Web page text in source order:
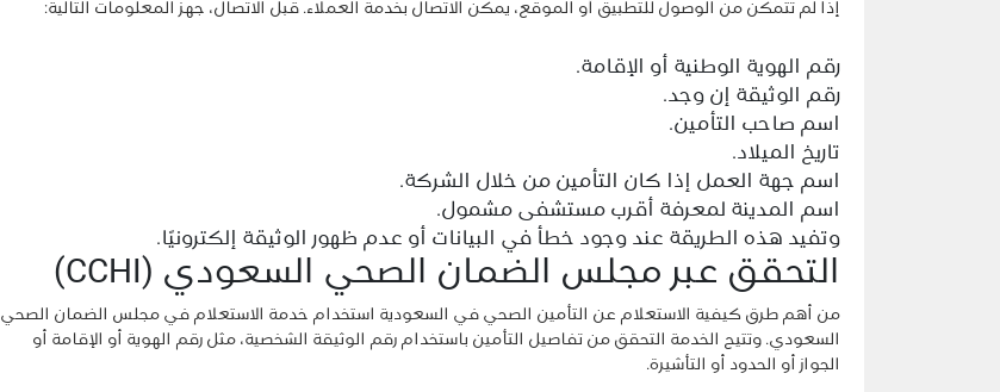
إذا لم تتمكن من الوصول للتطبيق أو الموقع، يمكن الاتصال بخدمة العملاء. قبل الاتصال، جهز المعلومات التالية:
رقم الهوية الوطنية أو الإقامة.
رقم الوثيقة إن وجد.
اسم صاحب التأمين.
تاريخ الميلاد.
اسم جهة العمل إذا كان التأمين من خلال الشركة.
اسم المدينة لمعرفة أقرب مستشفى مشمول.
وتفيد هذه الطريقة عند وجود خطأ في البيانات أو عدم ظهور الوثيقة إلكترونيًا.
التحقق عبر مجلس الضمان الصحي السعودي (CCHI)
من أهم طرق كيفية الاستعلام عن التأمين الصحي في السعودية استخدام خدمة الاستعلام في مجلس الضمان الصحي
السعودي. وتتيح الخدمة التحقق من تفاصيل التأمين باستخدام رقم الوثيقة الشخصية، مثل رقم الهوية أو الإقامة أو
الجواز أو الحدود أو التأشيرة.